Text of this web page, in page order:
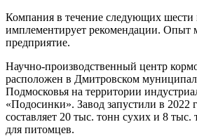
Компания в течение следующих шести
имплементирует рекомендации. Опыт
предприятие.
Научно-производственный центр
расположен в Дмитровском
Подмосковья на территории
«Подосинки». Завод запустили в 2022
составляет 20 тыс. тонн сухих и 8
для питомцев.